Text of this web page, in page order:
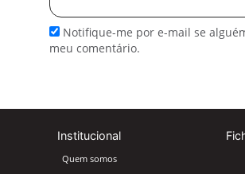
Notifique-me por e-mail se
meu comentário.
Institucional
Quem somos